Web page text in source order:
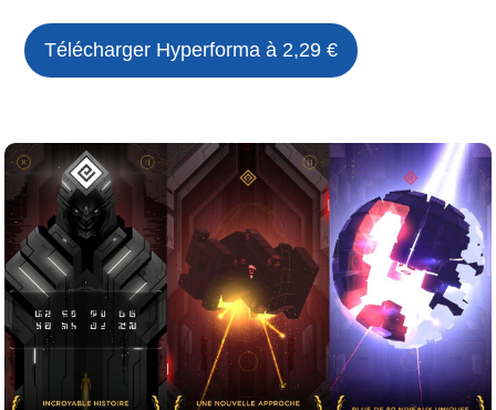
Télécharger Hyperforma à 2,29 €